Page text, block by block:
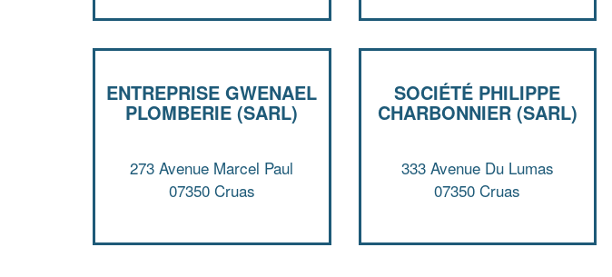
ENTREPRISE GWENAEL
PLOMBERIE (SARL)
273 Avenue Marcel Paul
07350 Cruas
SOCIÉTÉ PHILIPPE
CHARBONNIER (SARL)
333 Avenue Du Lumas
07350 Cruas